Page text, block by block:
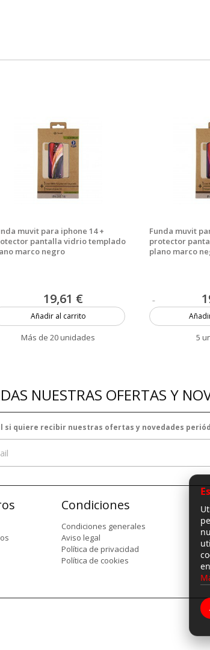
muvit para iphone 14 +
pantalla vidrio templado
marco negro
19,61 €
Añadir al carrito
Más de 20 unidades
Funda muvit
protector
plano marco
5
NUESTRAS OFERTAS Y
si quiere recibir nuestras ofertas y novedades
Condiciones
Condiciones generales
Aviso legal
Política de privacidad
Política de cookies